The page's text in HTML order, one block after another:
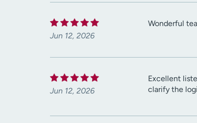
Jun 12, 2026
Wonderful
Jun 12, 2026
Excellent
clarify the